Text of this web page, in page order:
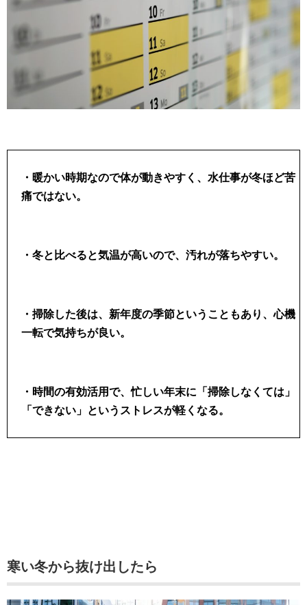
・暖かい時期なので体が動きやすく、水仕事が冬ほど苦
痛ではない。
・冬と比べると気温が高いので、汚れが落ちやすい。
・掃除した後は、新年度の季節ということもあり、心機
一転で気持ちが良い。
・時間の有効活用で、忙しい年末に「掃除しなくては」
「できない」というストレスが軽くなる。
寒い冬から抜け出したら